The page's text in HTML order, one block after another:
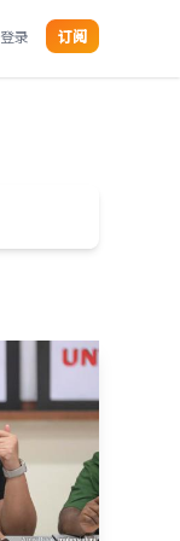
登录 订阅